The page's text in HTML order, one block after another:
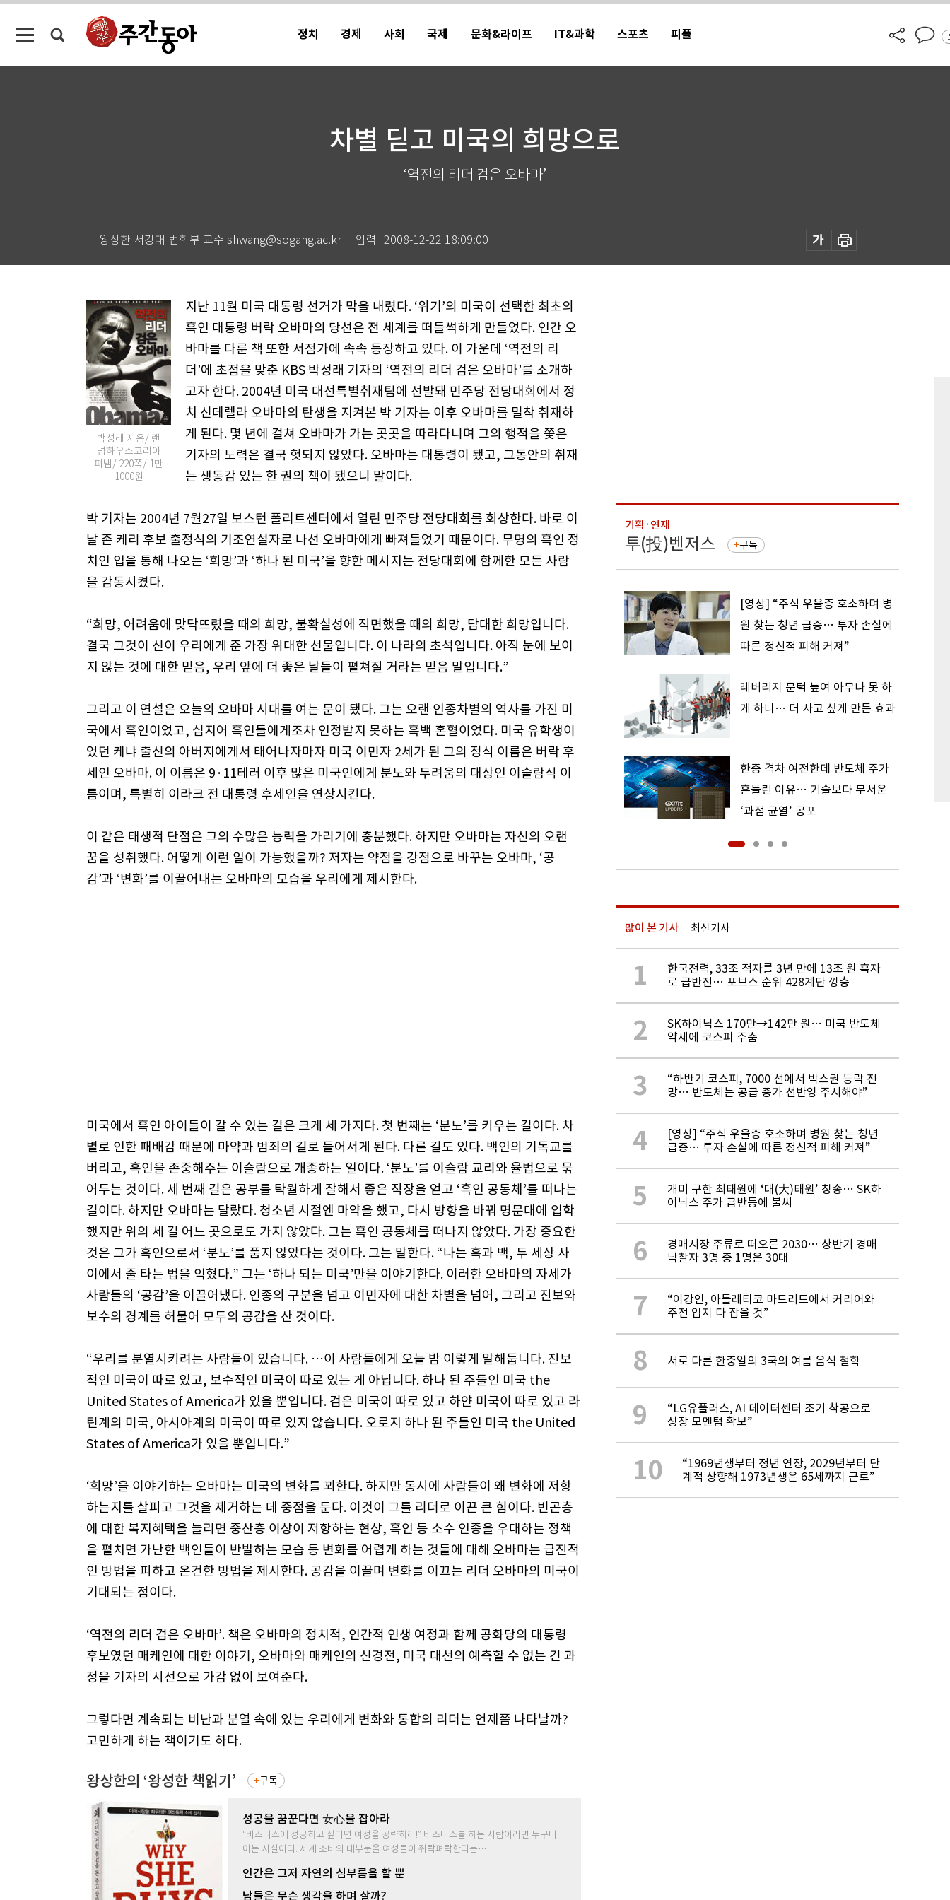
정치 경제 사회 국제 문화&라이프 IT&과학 스포츠 피플
차별 딛고 미국의 희망으로
‘역전의 리더 검은 오바마’
왕상한 서강대 법학부 교수 shwang@sogang.ac.kr 입력 2008-12-22 18:09:00
박성래 지음/ 랜
덤하우스코리아
펴냄/ 220쪽/ 1만
1000원
지난 11월 미국 대통령 선거가 막을 내렸다. ‘위기’의 미국이 선택한 최초의
흑인 대통령 버락 오바마의 당선은 전 세계를 떠들썩하게 만들었다. 인간 오
바마를 다룬 책 또한 서점가에 속속 등장하고 있다. 이 가운데 ‘역전의 리
더’에 초점을 맞춘 KBS 박성래 기자의 ‘역전의 리더 검은 오바마’를 소개하
고자 한다. 2004년 미국 대선특별취재팀에 선발돼 민주당 전당대회에서 정
치 신데렐라 오바마의 탄생을 지켜본 박 기자는 이후 오바마를 밀착 취재하
게 된다. 몇 년에 걸쳐 오바마가 가는 곳곳을 따라다니며 그의 행적을 쫓은
기자의 노력은 결국 헛되지 않았다. 오바마는 대통령이 됐고, 그동안의 취재
는 생동감 있는 한 권의 책이 됐으니 말이다.
박 기자는 2004년 7월27일 보스턴 폴리트센터에서 열린 민주당 전당대회를 회상한다. 바로 이
날 존 케리 후보 출정식의 기조연설자로 나선 오바마에게 빠져들었기 때문이다. 무명의 흑인 정
치인 입을 통해 나오는 ‘희망’과 ‘하나 된 미국’을 향한 메시지는 전당대회에 함께한 모든 사람
을 감동시켰다.
“희망, 어려움에 맞닥뜨렸을 때의 희망, 불확실성에 직면했을 때의 희망, 담대한 희망입니다.
결국 그것이 신이 우리에게 준 가장 위대한 선물입니다. 이 나라의 초석입니다. 아직 눈에 보이
지 않는 것에 대한 믿음, 우리 앞에 더 좋은 날들이 펼쳐질 거라는 믿음 말입니다.”
그리고 이 연설은 오늘의 오바마 시대를 여는 문이 됐다. 그는 오랜 인종차별의 역사를 가진 미
국에서 흑인이었고, 심지어 흑인들에게조차 인정받지 못하는 흑백 혼혈이었다. 미국 유학생이
었던 케냐 출신의 아버지에게서 태어나자마자 미국 이민자 2세가 된 그의 정식 이름은 버락 후
세인 오바마. 이 이름은 9·11테러 이후 많은 미국인에게 분노와 두려움의 대상인 이슬람식 이
름이며, 특별히 이라크 전 대통령 후세인을 연상시킨다.
이 같은 태생적 단점은 그의 수많은 능력을 가리기에 충분했다. 하지만 오바마는 자신의 오랜
꿈을 성취했다. 어떻게 이런 일이 가능했을까? 저자는 약점을 강점으로 바꾸는 오바마, ‘공
감’과 ‘변화’를 이끌어내는 오바마의 모습을 우리에게 제시한다.
미국에서 흑인 아이들이 갈 수 있는 길은 크게 세 가지다. 첫 번째는 ‘분노’를 키우는 길이다. 차
별로 인한 패배감 때문에 마약과 범죄의 길로 들어서게 된다. 다른 길도 있다. 백인의 기독교를
버리고, 흑인을 존중해주는 이슬람으로 개종하는 일이다. ‘분노’를 이슬람 교리와 율법으로 묶
어두는 것이다. 세 번째 길은 공부를 탁월하게 잘해서 좋은 직장을 얻고 ‘흑인 공동체’를 떠나는
길이다. 하지만 오바마는 달랐다. 청소년 시절엔 마약을 했고, 다시 방향을 바꿔 명문대에 입학
했지만 위의 세 길 어느 곳으로도 가지 않았다. 그는 흑인 공동체를 떠나지 않았다. 가장 중요한
것은 그가 흑인으로서 ‘분노’를 품지 않았다는 것이다. 그는 말한다. “나는 흑과 백, 두 세상 사
이에서 줄 타는 법을 익혔다.” 그는 ‘하나 되는 미국’만을 이야기한다. 이러한 오바마의 자세가
사람들의 ‘공감’을 이끌어냈다. 인종의 구분을 넘고 이민자에 대한 차별을 넘어, 그리고 진보와
보수의 경계를 허물어 모두의 공감을 산 것이다.
“우리를 분열시키려는 사람들이 있습니다. …이 사람들에게 오늘 밤 이렇게 말해둡니다. 진보
적인 미국이 따로 있고, 보수적인 미국이 따로 있는 게 아닙니다. 하나 된 주들인 미국 the
United States of America가 있을 뿐입니다. 검은 미국이 따로 있고 하얀 미국이 따로 있고 라
틴계의 미국, 아시아계의 미국이 따로 있지 않습니다. 오로지 하나 된 주들인 미국 the United
States of America가 있을 뿐입니다.”
‘희망’을 이야기하는 오바마는 미국의 변화를 꾀한다. 하지만 동시에 사람들이 왜 변화에 저항
하는지를 살피고 그것을 제거하는 데 중점을 둔다. 이것이 그를 리더로 이끈 큰 힘이다. 빈곤층
에 대한 복지혜택을 늘리면 중산층 이상이 저항하는 현상, 흑인 등 소수 인종을 우대하는 정책
을 펼치면 가난한 백인들이 반발하는 모습 등 변화를 어렵게 하는 것들에 대해 오바마는 급진적
인 방법을 피하고 온건한 방법을 제시한다. 공감을 이끌며 변화를 이끄는 리더 오바마의 미국이
기대되는 점이다.
‘역전의 리더 검은 오바마’. 책은 오바마의 정치적, 인간적 인생 여정과 함께 공화당의 대통령
후보였던 매케인에 대한 이야기, 오바마와 매케인의 신경전, 미국 대선의 예측할 수 없는 긴 과
정을 기자의 시선으로 가감 없이 보여준다.
그렇다면 계속되는 비난과 분열 속에 있는 우리에게 변화와 통합의 리더는 언제쯤 나타날까?
고민하게 하는 책이기도 하다.
왕상한의 ‘왕성한 책읽기’ 구독
성공을 꿈꾼다면 女心을 잡아라
“비즈니스에 성공하고 싶다면 여성을 공략하라!” 비즈니스를 하는 사람이라면 누구나
아는 사실이다. 세계 소비의 대부분을 여성들이 쥐락펴락한다는…
인간은 그저 자연의 심부름을 할 뿐
남들은 무슨 생각을 하며 살까?
기획·연재
투(投)벤저스 구독
[영상] “주식 우울증 호소하며 병
원 찾는 청년 급증… 투자 손실에
따른 정신적 피해 커져”
레버리지 문턱 높여 아무나 못 하
게 하니… 더 사고 싶게 만든 효과
한중 격차 여전한데 반도체 주가
흔들린 이유… 기술보다 무서운
‘과점 균열’ 공포
많이 본 기사 최신기사
1
한국전력, 33조 적자를 3년 만에 13조 원 흑자
로 급반전… 포브스 순위 428계단 껑충
2
SK하이닉스 170만→142만 원… 미국 반도체
약세에 코스피 주춤
3
“하반기 코스피, 7000 선에서 박스권 등락 전
망… 반도체는 공급 증가 선반영 주시해야”
4
[영상] “주식 우울증 호소하며 병원 찾는 청년
급증… 투자 손실에 따른 정신적 피해 커져”
5
개미 구한 최태원에 ‘대(大)태원’ 칭송… SK하
이닉스 주가 급반등에 불씨
6
경매시장 주류로 떠오른 2030… 상반기 경매
낙찰자 3명 중 1명은 30대
7
“이강인, 아틀레티코 마드리드에서 커리어와
주전 입지 다 잡을 것”
8 서로 다른 한중일의 3국의 여름 음식 철학
9
“LG유플러스, AI 데이터센터 조기 착공으로
성장 모멘텀 확보”
10
“1969년생부터 정년 연장, 2029년부터 단
계적 상향해 1973년생은 65세까지 근로”